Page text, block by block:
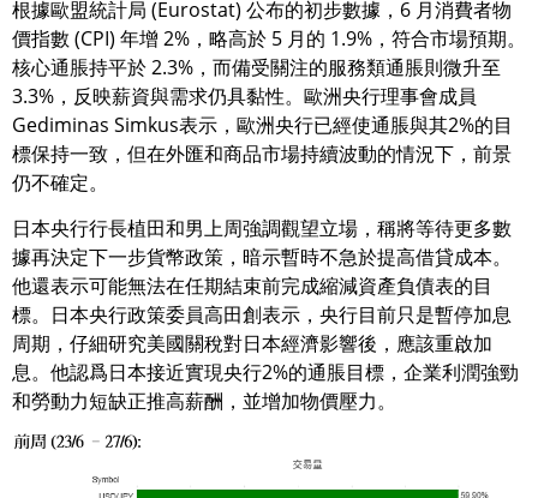
根據歐盟統計局 (Eurostat) 公布的初步數據，6 月消費者物
價指數 (CPI) 年增 2%，略高於 5 月的 1.9%，符合市場預期。
核心通脹持平於 2.3%，而備受關注的服務類通脹則微升至
3.3%，反映薪資與需求仍具黏性。歐洲央行理事會成員
Gediminas Simkus表示，歐洲央行已經使通脹與其2%的目
標保持一致，但在外匯和商品市場持續波動的情況下，前景
仍不確定。
日本央行行長植田和男上周強調觀望立場，稱將等待更多數
據再決定下一步貨幣政策，暗示暫時不急於提高借貸成本。
他還表示可能無法在任期結束前完成縮減資產負債表的目
標。日本央行政策委員高田創表示，央行目前只是暫停加息
周期，仔細研究美國關稅對日本經濟影響後，應該重啟加
息。他認爲日本接近實現央行2%的通脹目標，企業利潤強勁
和勞動力短缺正推高薪酬，並增加物價壓力。